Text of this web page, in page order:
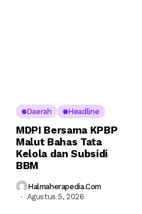
Daerah Headline
MDPI Bersama KPBP
Malut Bahas Tata
Kelola dan Subsidi
BBM
Halmaherapedia.com
Agustus 5, 2026